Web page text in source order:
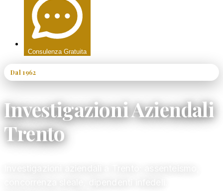
Consulenza Gratuita
Dal 1962
Investigazioni Aziendali
Trento